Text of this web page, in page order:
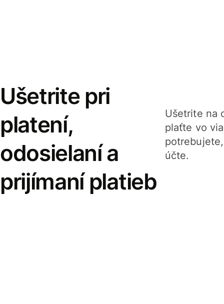
Ušetrite pri
platení,
odosielaní a
prijímaní platieb
Ušetrite na
plaťte vo
účte.